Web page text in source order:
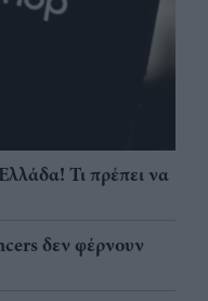
Τι πρέπει να
δεν φέρνουν